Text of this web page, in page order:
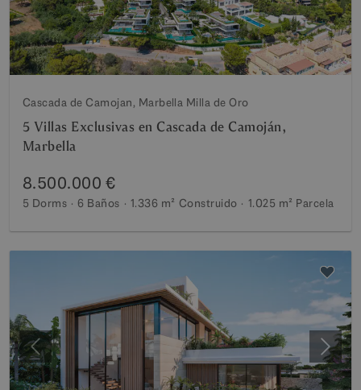
Cascada de Camojan, Marbella Milla de Oro
5 Villas Exclusivas en Cascada de Camoján,
Marbella
8.500.000 €
5 Dorms 6 Baños 1.336 m² Construido 1.025 m² Parcela
Anterior